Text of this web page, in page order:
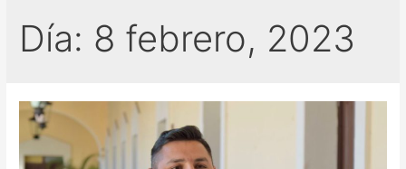
Día: 8 febrero, 2023